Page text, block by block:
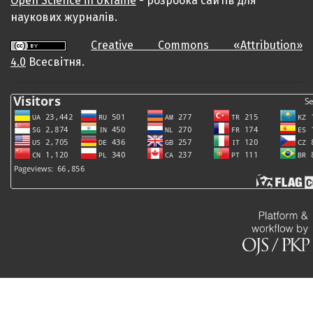
наукових журналів.
Creative Commons «Attribution»
4.0 Всесвітня.